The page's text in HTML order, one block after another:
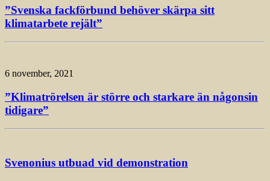
”Svenska fackförbund behöver skärpa sitt
klimatarbete rejält”
6 november, 2021
”Klimatrörelsen är större och starkare än någonsin
tidigare”
Svenonius utbuad vid demonstration